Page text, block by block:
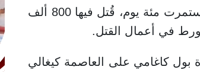
ضدهم سرعان ما تحولت إلى حملة إبادة جماعية واسعة استمرت مئة يوم، قُتل فيها 800 ألف
في أعمال القتل.
بول كاغامي على العاصمة كيغالي